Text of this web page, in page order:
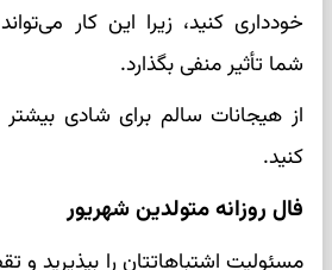
خودداری کنید، زیرا این کار
شما تأثیر منفی بگذارد.
از هیجانات سالم برای شادی بیشتر
کنید.
فال روزانه متولدین شهریور
مسئولیت اشتباهاتتان را بپذیرید و